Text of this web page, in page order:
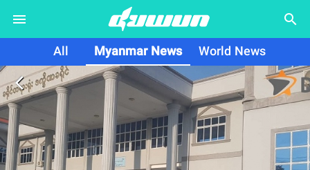
search
All Myanmar News World News
arrow_back_ios